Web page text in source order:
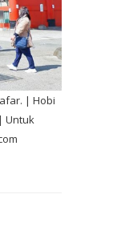
| Hobi
Untuk